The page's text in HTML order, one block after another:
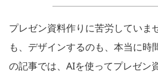
プレゼン資料作りに苦労していま
も、デザインするのも、本当に時
の記事では、AIを使ってプレゼン